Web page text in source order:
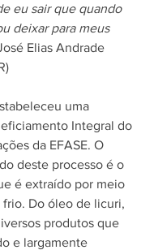
eu sair que quando
deixar para meus
Elias Andrade
uma
Integral do
da EFASE. O
deste processo é o
é extraído por meio
frio. Do óleo de licuri,
produtos que
e largamente